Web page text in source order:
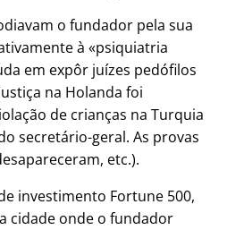
o fundador pela sua
à
psiquiatria
em expôr juízes pedófilos
na Holanda foi
de crianças na Turquia
secretário-geral. As provas
etc.).
investimento Fortune 500,
cidade onde o fundador